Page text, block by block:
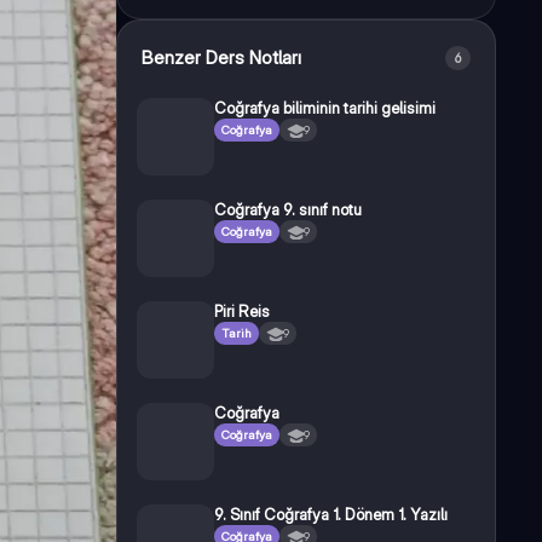
Benzer Ders Notları 6
Coğrafya biliminin tarihi gelisimi
Coğrafya 9
Coğrafya 9. sınıf notu
Coğrafya 9
Piri Reis
Tarih 9
Coğrafya
Coğrafya 9
9. Sınıf Coğrafya 1. Dönem 1. Yazılı
Coğrafya 9